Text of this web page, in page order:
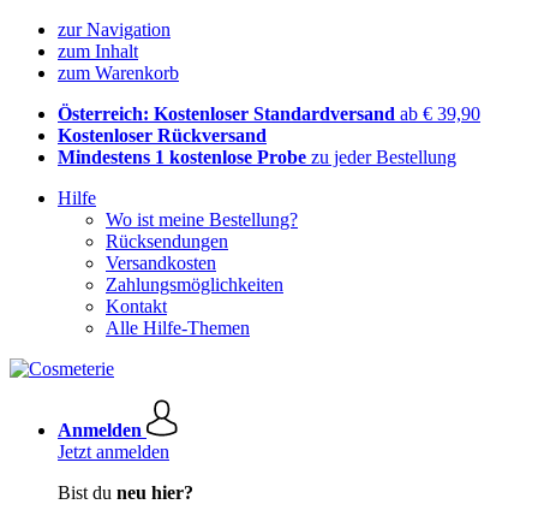
zur Navigation
zum Inhalt
zum Warenkorb
Österreich: Kostenloser Standardversand ab € 39,90
Kostenloser Rückversand
Mindestens 1 kostenlose Probe zu jeder Bestellung
Hilfe
Wo ist meine Bestellung?
Rücksendungen
Versandkosten
Zahlungsmöglichkeiten
Kontakt
Alle Hilfe-Themen
Anmelden
Jetzt anmelden
Bist du neu hier?